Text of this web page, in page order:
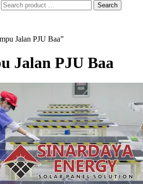
Jalan PJU Baa”
Jalan PJU Baa